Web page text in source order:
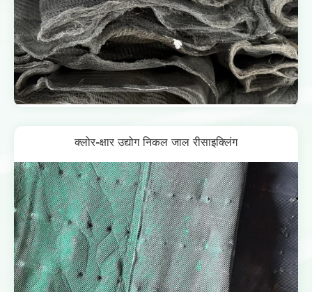
क्लोर-क्षार उद्योग निकल जाल रीसाइक्लिंग